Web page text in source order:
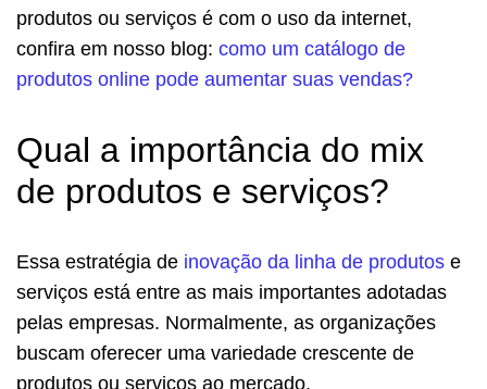
produtos ou serviços é com o uso da internet,
confira em nosso blog: como um catálogo de
produtos online pode aumentar suas vendas?
Qual a importância do mix
de produtos e serviços?
Essa estratégia de inovação da linha de produtos e
serviços está entre as mais importantes adotadas
pelas empresas. Normalmente, as organizações
buscam oferecer uma variedade crescente de
produtos ou serviços ao mercado.